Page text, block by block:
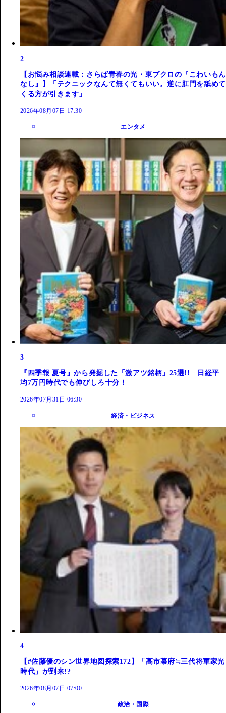
2
【お悩み相談連載：さらば青春の光・東ブクロの『こわいもん
なし』】「テクニックなんて無くてもいい。逆に肛門を舐めて
くる方が引きます」
2026年08月07日 17:30
エンタメ
3
『四季報 夏号』から発掘した「激アツ銘柄」25選!! 日経平
均7万円時代でも伸びしろ十分！
2026年07月31日 06:30
経済・ビジネス
4
【#佐藤優のシン世界地図探索172】「高市幕府≒三代将軍家光
時代」が到来!?
2026年08月07日 07:00
政治・国際